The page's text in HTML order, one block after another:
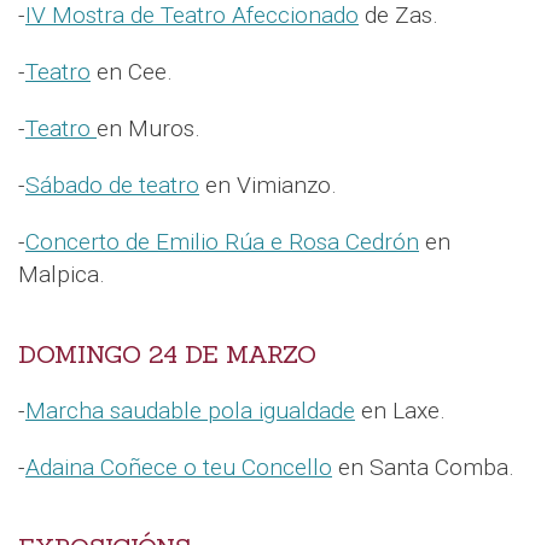
-IV Mostra de Teatro Afeccionado de Zas.
-Teatro en Cee.
-Teatro en Muros.
-Sábado de teatro en Vimianzo.
-Concerto de Emilio Rúa e Rosa Cedrón en
Malpica.
DOMINGO 24 DE MARZO
-Marcha saudable pola igualdade en Laxe.
-Adaina Coñece o teu Concello en Santa Comba.